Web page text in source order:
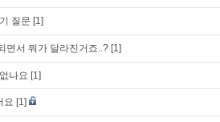
질문 [1]
면서 뭐가 달라진거죠..? [1]
나요 [1]
요 [1]